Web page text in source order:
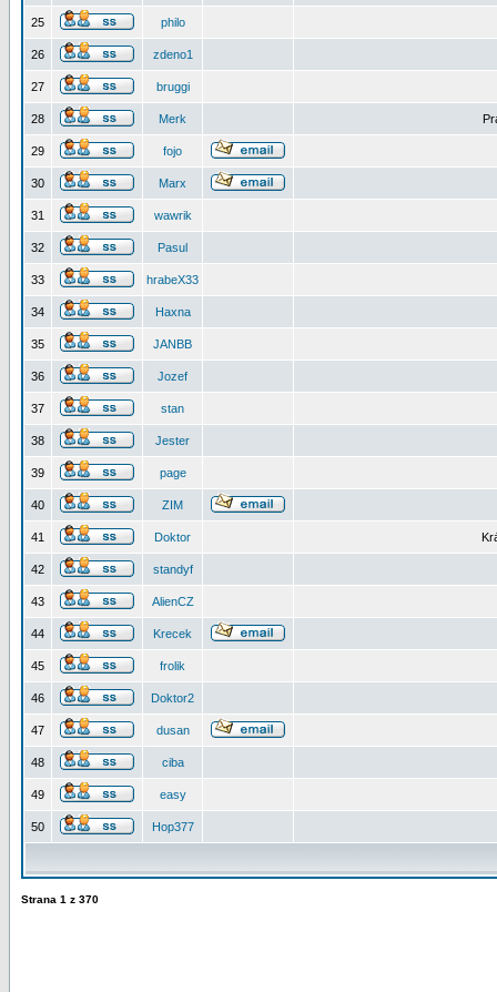
25 philo
26 zdeno1
27 bruggi
28 Merk
29 fojo
30 Marx
31 wawrik
32 Pasul
33 hrabeX33
34 Haxna
35 JANBB
36 Jozef
37 stan
38 Jester
39 page
40 ZIM
41 Doktor
42 standyf
43 AlienCZ
44 Krecek
45 frolik
46 Doktor2
47 dusan
48 ciba
49 easy
50 Hop377
Strana 1 z 370